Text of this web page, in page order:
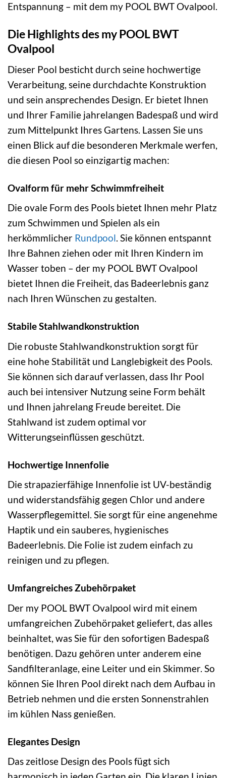
Entspannung – mit dem my POOL BWT Ovalpool.
Die Highlights des my POOL BWT
Ovalpool
Dieser Pool besticht durch seine hochwertige
Verarbeitung, seine durchdachte Konstruktion
und sein ansprechendes Design. Er bietet Ihnen
und Ihrer Familie jahrelangen Badespaß und wird
zum Mittelpunkt Ihres Gartens. Lassen Sie uns
einen Blick auf die besonderen Merkmale werfen,
die diesen Pool so einzigartig machen:
Ovalform für mehr Schwimmfreiheit
Die ovale Form des Pools bietet Ihnen mehr Platz
zum Schwimmen und Spielen als ein
herkömmlicher Rundpool. Sie können entspannt
Ihre Bahnen ziehen oder mit Ihren Kindern im
Wasser toben – der my POOL BWT Ovalpool
bietet Ihnen die Freiheit, das Badeerlebnis ganz
nach Ihren Wünschen zu gestalten.
Stabile Stahlwandkonstruktion
Die robuste Stahlwandkonstruktion sorgt für
eine hohe Stabilität und Langlebigkeit des Pools.
Sie können sich darauf verlassen, dass Ihr Pool
auch bei intensiver Nutzung seine Form behält
und Ihnen jahrelang Freude bereitet. Die
Stahlwand ist zudem optimal vor
Witterungseinflüssen geschützt.
Hochwertige Innenfolie
Die strapazierfähige Innenfolie ist UV-beständig
und widerstandsfähig gegen Chlor und andere
Wasserpflegemittel. Sie sorgt für eine angenehme
Haptik und ein sauberes, hygienisches
Badeerlebnis. Die Folie ist zudem einfach zu
reinigen und zu pflegen.
Umfangreiches Zubehörpaket
Der my POOL BWT Ovalpool wird mit einem
umfangreichen Zubehörpaket geliefert, das alles
beinhaltet, was Sie für den sofortigen Badespaß
benötigen. Dazu gehören unter anderem eine
Sandfilteranlage, eine Leiter und ein Skimmer. So
können Sie Ihren Pool direkt nach dem Aufbau in
Betrieb nehmen und die ersten Sonnenstrahlen
im kühlen Nass genießen.
Elegantes Design
Das zeitlose Design des Pools fügt sich